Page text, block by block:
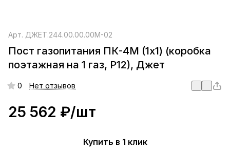
Арт. ДЖЕТ.244.00.00.00М-02
Пост газопитания ПК-4М (1x1) (коробка
поэтажная на 1 газ, Р12), Джет
0 Нет отзывов
25 562 ₽/шт
Купить в 1 клик